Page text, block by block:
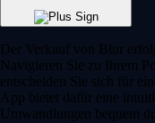
Der Verkauf von Blur
Navigieren Sie zu Ihrem
entscheiden Sie sich für
App bietet dafür eine
Umwandlungen bequem